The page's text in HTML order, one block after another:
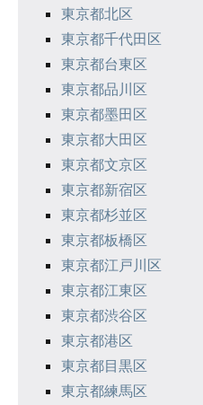
東京都北区
東京都千代田区
東京都台東区
東京都品川区
東京都墨田区
東京都大田区
東京都文京区
東京都新宿区
東京都杉並区
東京都板橋区
東京都江戸川区
東京都江東区
東京都渋谷区
東京都港区
東京都目黒区
東京都練馬区